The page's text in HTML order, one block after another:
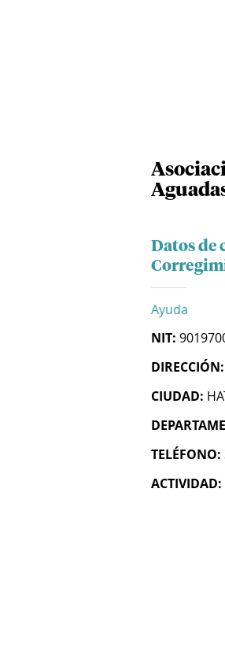
Datos de
Ayuda
NIT:
DIRECCIÓN:
CIUDAD:
TELÉFONO:
ACTIVIDAD: